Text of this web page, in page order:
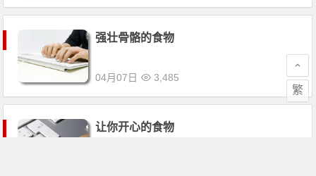
强壮骨骼的食物
04月07日 3,485
让你开心的食物
繁